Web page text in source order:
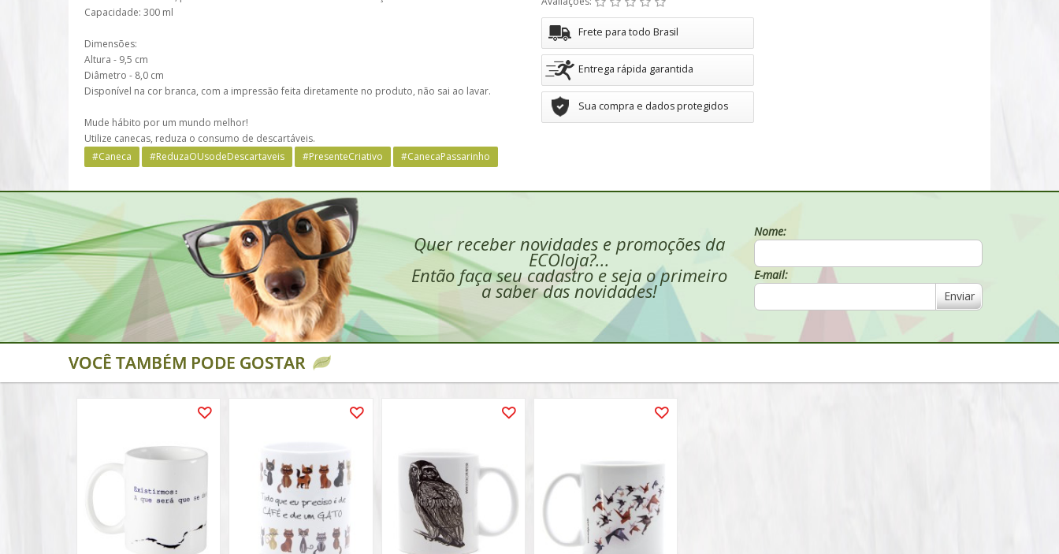
Capacidade: 300 ml
Dimensões:
Altura - 9,5 cm
Diâmetro - 8,0 cm
Disponível na cor branca, com a impressão feita diretamente no produto, não sai ao lavar.
Mude hábito por um mundo melhor!
Utilize canecas, reduza o consumo de descartáveis.
Frete para todo Brasil
Entrega rápida garantida
Sua compra e dados protegidos
#Caneca #ReduzaOUsodeDescartaveis #PresenteCriativo #CanecaPassarinho
Quer receber novidades e promoções da
ECOloja?...
Então faça seu cadastro e seja o primeiro
a saber das novidades!
Nome:
E-mail:
Enviar
VOCÊ TAMBÉM PODE GOSTAR